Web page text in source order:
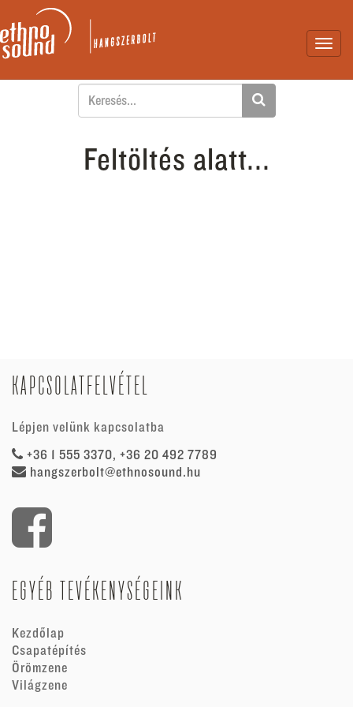
Feltöltés alatt...
KAPCSOLATFELVÉTEL
Lépjen velünk kapcsolatba
+36 1 555 3370, +36 20 492 7789
hangszerbolt@ethnosound.hu
EGYÉB TEVÉKENYSÉGEINK
Kezdőlap
Csapatépítés
Örömzene
Világzene